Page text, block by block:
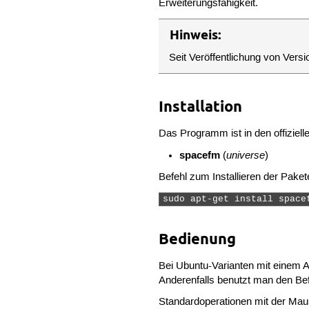
Erweiterungsfähigkeit.
Hinweis:
Seit Veröffentlichung von
Installation
Das Programm ist in den
spacefm(universe)
Befehl zum Installieren der
sudo apt-get install
Bedienung
Bei Ubuntu-Varianten mit einem
Anderenfalls benutzt man den
Standardoperationen mit der